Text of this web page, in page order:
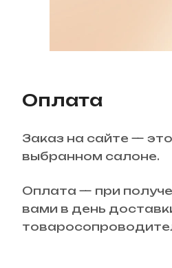
Оплата
Заказ на сайте —
выбранном салоне.
Оплата — при
вами в день